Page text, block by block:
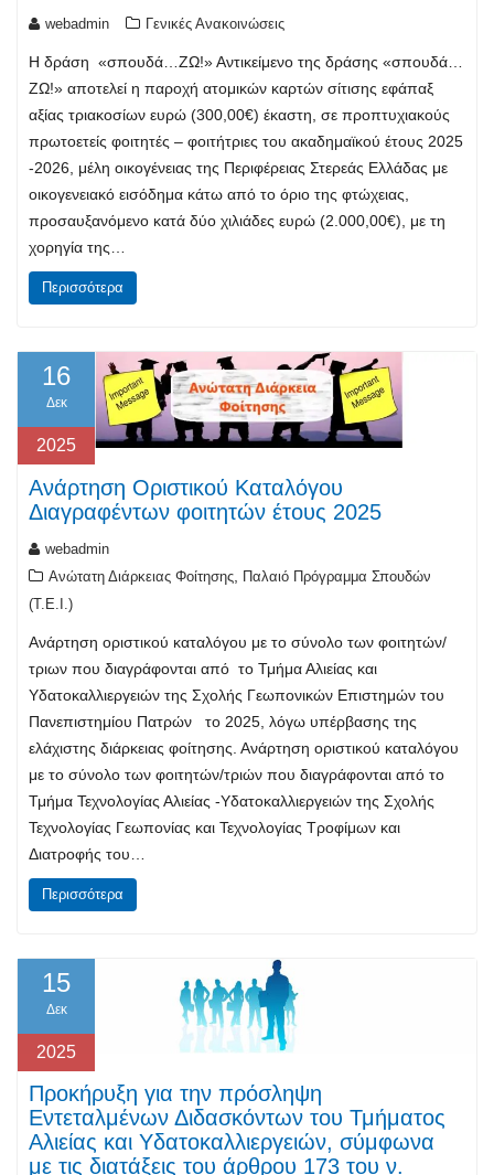
webadmin Γενικές Ανακοινώσεις
Η δράση «σπουδά…ΖΩ!» Αντικείμενο της δράσης «σπουδά…
ΖΩ!» αποτελεί η παροχή ατομικών καρτών σίτισης εφάπαξ
αξίας τριακοσίων ευρώ (300,00€) έκαστη, σε προπτυχιακούς
πρωτοετείς φοιτητές – φοιτήτριες του ακαδημαϊκού έτους 2025
-2026, μέλη οικογένειας της Περιφέρειας Στερεάς Ελλάδας με
οικογενειακό εισόδημα κάτω από το όριο της φτώχειας,
προσαυξανόμενο κατά δύο χιλιάδες ευρώ (2.000,00€), με τη
χορηγία της…
Περισσότερα
16
Δεκ
2025
Ανάρτηση Οριστικού Καταλόγου
Διαγραφέντων φοιτητών έτους 2025
webadmin
Ανώτατη Διάρκειας Φοίτησης Παλαιό Πρόγραμμα Σπουδών
(T.E.I.)
Ανάρτηση οριστικού καταλόγου με το σύνολο των φοιτητών/
τριων που διαγράφονται από το Τμήμα Αλιείας και
Υδατοκαλλιεργειών της Σχολής Γεωπονικών Επιστημών του
Πανεπιστημίου Πατρών το 2025, λόγω υπέρβασης της
ελάχιστης διάρκειας φοίτησης. Ανάρτηση οριστικού καταλόγου
με το σύνολο των φοιτητών/τριών που διαγράφονται από το
Τμήμα Τεχνολογίας Αλιείας -Υδατοκαλλιεργειών της Σχολής
Τεχνολογίας Γεωπονίας και Τεχνολογίας Τροφίμων και
Διατροφής του…
Περισσότερα
15
Δεκ
2025
Προκήρυξη για την πρόσληψη
Εντεταλμένων Διδασκόντων του Τμήματος
Αλιείας και Υδατοκαλλιεργειών, σύμφωνα
με τις διατάξεις του άρθρου 173 του ν.